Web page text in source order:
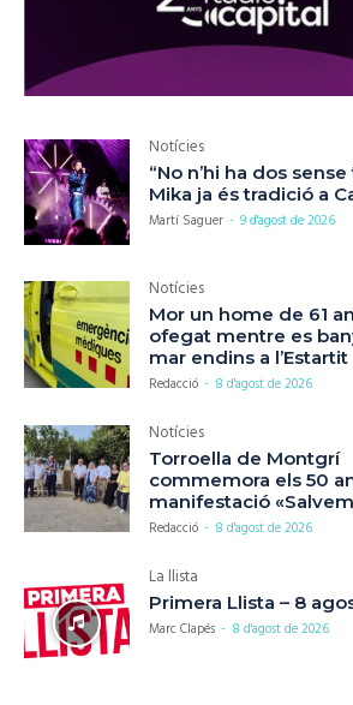
Notícies
“No n’hi ha dos sense
Mika ja és tradició a
Martí Saguer - 9 d'agost de 2026
Notícies
Mor un home de 61
ofegat mentre es
mar endins a l’Estartit
Redacció - 8 d'agost de 2026
Notícies
Torroella de Montgrí
commemora els 50
manifestació
Redacció - 8 d'agost de 2026
La llista
Primera Llista – 8
Marc Clapés - 8 d'agost de 2026